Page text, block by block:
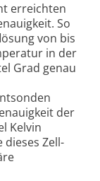
erreichten
So
von bis
in der
Grad genau
der
Kelvin
Zell-